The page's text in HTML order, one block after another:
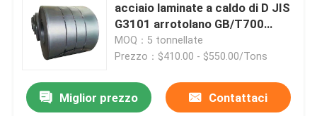
Casa
acciaio laminate a caldo di D JIS
G3101 arrotolano GB/T700
Q235A
MOQ：5 tonnellate
Prezzo：$410.00 - $550.00/Tons
Miglior prezzo Contattaci